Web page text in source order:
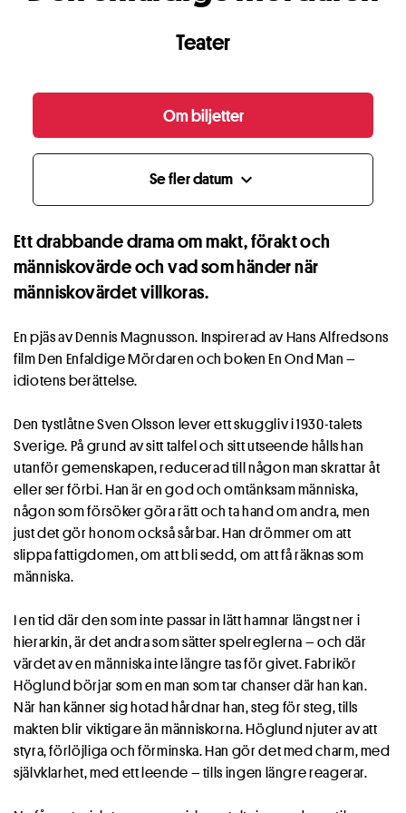
Teater
Om biljetter
Se fler datum expand_more
Ett drabbande drama om makt, förakt och
människovärde och vad som händer när
människovärdet villkoras.
En pjäs av Dennis Magnusson. Inspirerad av Hans Alfredsons
film Den Enfaldige Mördaren och boken En Ond Man –
idiotens berättelse.
Den tystlåtne Sven Olsson lever ett skuggliv i 1930-talets
Sverige. På grund av sitt talfel och sitt utseende hålls han
utanför gemenskapen, reducerad till någon man skrattar åt
eller ser förbi. Han är en god och omtänksam människa,
någon som försöker göra rätt och ta hand om andra, men
just det gör honom också sårbar. Han drömmer om att
slippa fattigdomen, om att bli sedd, om att få räknas som
människa.
I en tid där den som inte passar in lätt hamnar längst ner i
hierarkin, är det andra som sätter spelreglerna – och där
värdet av en människa inte längre tas för givet. Fabrikör
Höglund börjar som en man som tar chanser där han kan.
När han känner sig hotad hårdnar han, steg för steg, tills
makten blir viktigare än människorna. Höglund njuter av att
styra, förlöjliga och förminska. Han gör det med charm, med
självklarhet, med ett leende – tills ingen längre reagerar.